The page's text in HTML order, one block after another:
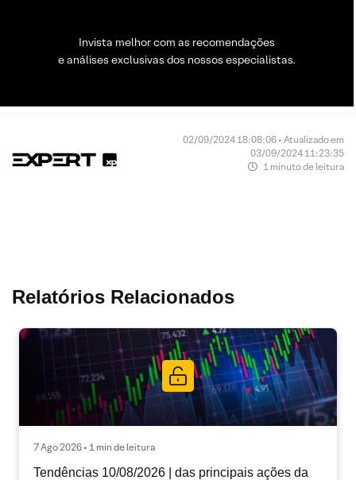
Invista melhor com as recomendações
e análises exclusivas dos nossos especialistas.
02/09/2024 18:08:06 • Atualizado em
03/09/2024 11:23:35
1 minuto de leitura
Relatórios Relacionados
7 Ago 2026 • 1 min de leitura
Tendências 10/08/2026 | das principais ações da